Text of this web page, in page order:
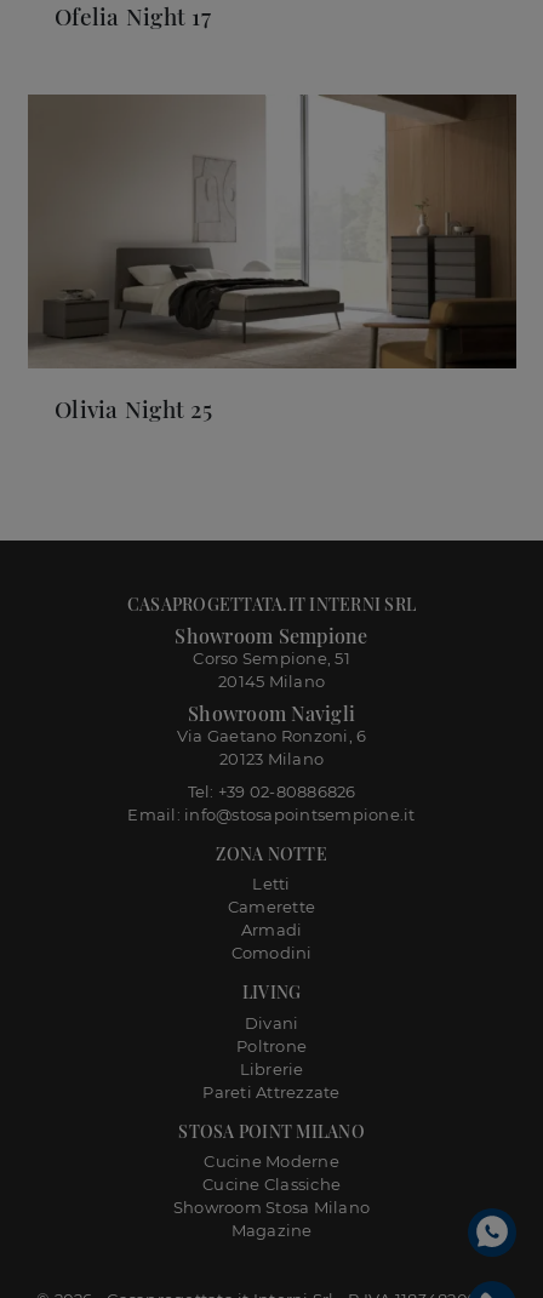
Ofelia Night 17
Olivia Night 25
STOSA POINT MILANO
Cucine Moderne
Cucine Classiche
Showroom Stosa Milano
Magazine
LIVING
Divani
Poltrone
Librerie
Pareti Attrezzate
ZONA NOTTE
Letti
Camerette
Armadi
Comodini
CASAPROGETTATA.IT INTERNI SRL
Showroom Sempione
Corso Sempione, 51
20145 Milano
Showroom Navigli
Via Gaetano Ronzoni, 6
20123 Milano
Tel: +39 02-80886826
Email: info@stosapointsempione.it